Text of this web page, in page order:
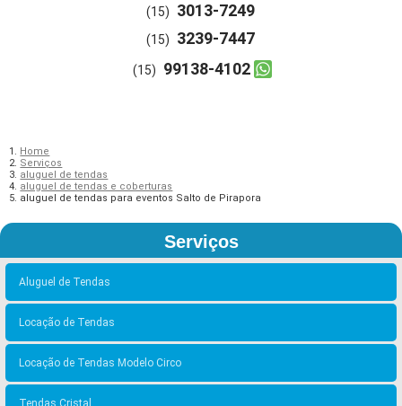
(15) 3013-7249
(15) 3239-7447
(15) 99138-4102
Home
Serviços
aluguel de tendas
aluguel de tendas e coberturas
aluguel de tendas para eventos Salto de Pirapora
Serviços
Aluguel de Tendas
Locação de Tendas
Locação de Tendas Modelo Circo
Tendas Cristal